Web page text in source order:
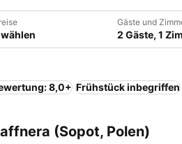
Gäste und
2 Gäste, 1
8,0+ Frühstück inbegriffen
(Sopot, Polen)